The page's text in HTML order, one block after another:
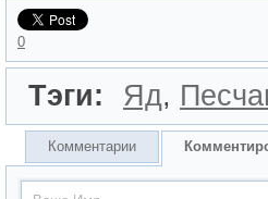
0
Тэги: Яд,
Комментарии